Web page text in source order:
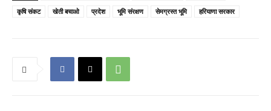
कृषि संकट
खेती बचाओ प्रदेश भूमि संरक्षण सेमग्रस्त भूमि हरियाणा सरकार